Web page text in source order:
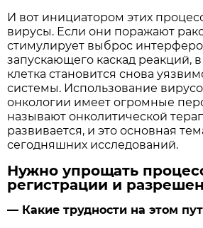
И вот инициатором этих
вирусы. Если они поражают
стимулирует выброс
запускающего каскад реакций, в
клетка становится снова
системы. Использование
онкологии имеет огромные
называют онколитической
развивается, и это основная
сегодняшних исследований.
Нужно упрощать
регистрации и
— Какие трудности на этом